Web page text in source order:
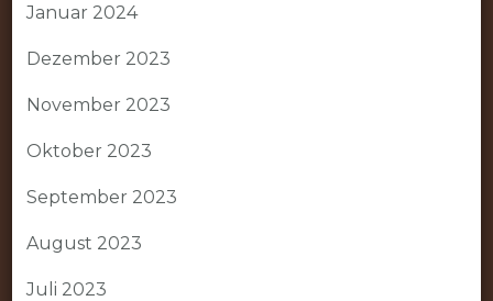
Januar 2024
Dezember 2023
November 2023
Oktober 2023
September 2023
August 2023
Juli 2023